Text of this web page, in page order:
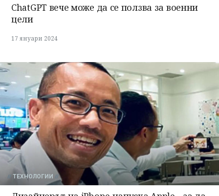
ChatGPT вече може да се ползва за военни
цели
17 януари 2024
ТЕХНОЛОГИИ